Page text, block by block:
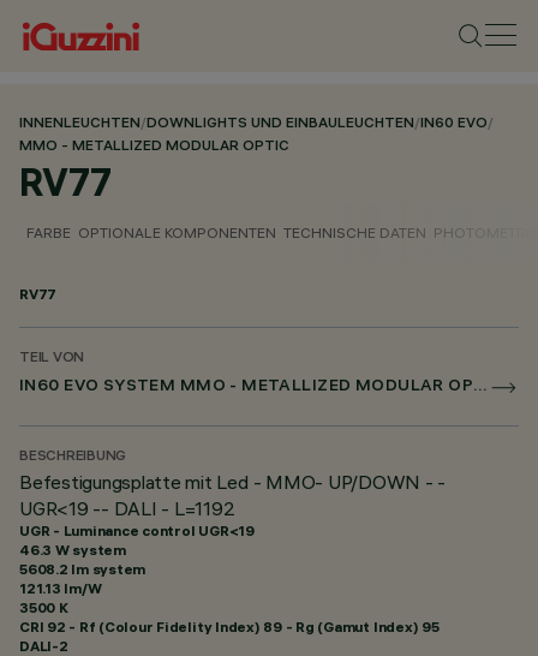
INNENLEUCHTEN/DOWNLIGHTS UND EINBAULEUCHTEN/IN60 EVO/
MMO - METALLIZED MODULAR OPTIC
RV77
FARBE OPTIONALE KOMPONENTEN TECHNISCHE DATEN
RV77
TEIL VON
IN60 EVO SYSTEM MMO - METALLIZED MODULAR OPTIC
BESCHREIBUNG
Befestigungsplatte mit Led - MMO- UP/DOWN - -
UGR<19 -- DALI - L=1192
UGR - Luminance control UGR<19
46.3 W system
5608.2 lm system
121.13 lm/W
3500 K
CRI 92 - Rf (Colour Fidelity Index) 89 - Rg (Gamut Index) 95
DALI-2